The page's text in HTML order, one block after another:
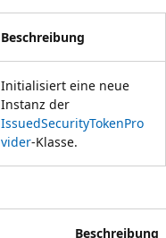
Beschreibung
Initialisiert eine neue
Instanz der
IssuedSecurityTokenPro
vider-Klasse.
Beschreibung